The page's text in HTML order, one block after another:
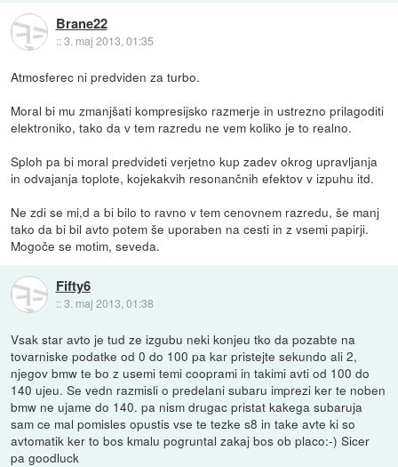
Brane22
::3. maj 2013, 01:35
Atmosferec ni predviden za turbo.
Moral bi mu zmanjšati kompresijsko razmerje in ustrezno prilagoditi
elektroniko, tako da v tem razredu ne vem koliko je to realno.
Sploh pa bi moral predvideti verjetno kup zadev okrog upravljanja
in odvajanja toplote, kojekakvih resonančnih efektov v izpuhu itd.
Ne zdi se mi,d a bi bilo to ravno v tem cenovnem razredu, še manj
tako da bi bil avto potem še uporaben na cesti in z vsemi papirji.
Mogoče se motim, seveda.
Fifty6
::3. maj 2013, 01:38
Vsak star avto je tud ze izgubu neki konjeu tko da pozabte na
tovarniske podatke od 0 do 100 pa kar pristejte sekundo ali 2,
njegov bmw te bo z usemi temi cooprami in takimi avti od 100 do
140 ujeu. Se vedn razmisli o predelani subaru imprezi ker te noben
bmw ne ujame do 140. pa nism drugac pristat kakega subaruja
sam ce mal pomisles opustis vse te tezke s8 in take avte ki so
avtomatik ker to bos kmalu pogruntal zakaj bos ob placo:-) Sicer
pa goodluck